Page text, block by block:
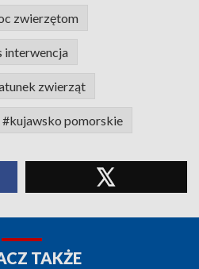
zwierzętom
interwencja
zwierząt
#kujawsko pomorskie
TAKŻE